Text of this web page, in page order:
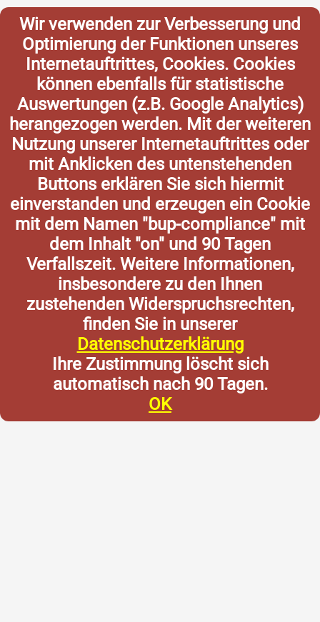
Wir verwenden zur Verbesserung und
Optimierung der Funktionen unseres
Internetauftrittes, Cookies. Cookies
können ebenfalls für statistische
Auswertungen (z.B. Google Analytics)
herangezogen werden. Mit der weiteren
Nutzung unserer Internetauftrittes oder
mit Anklicken des untenstehenden
Buttons erklären Sie sich hiermit
einverstanden und erzeugen ein Cookie
mit dem Namen "bup-compliance" mit
dem Inhalt "on" und 90 Tagen
Verfallszeit. Weitere Informationen,
insbesondere zu den Ihnen
zustehenden Widerspruchsrechten,
finden Sie in unserer
Datenschutzerklärung
Ihre Zustimmung löscht sich
automatisch nach 90 Tagen.
OK